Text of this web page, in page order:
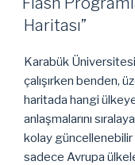
Haritası”
Karabük
çalışırken benden,
haritada hangi
anlaşmalarını
kolay güncellenebilir
sadece Avrupa